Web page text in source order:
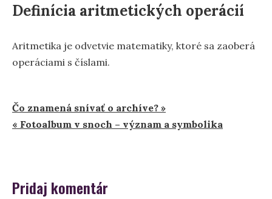
Definícia aritmetických operácií
Aritmetika je odvetvie matematiky, ktoré sa zaoberá
operáciami s číslami.
Navigácia
v
Čo znamená snívať o archíve? »
« Fotoalbum v snoch – význam a symbolika
Pridaj komentár